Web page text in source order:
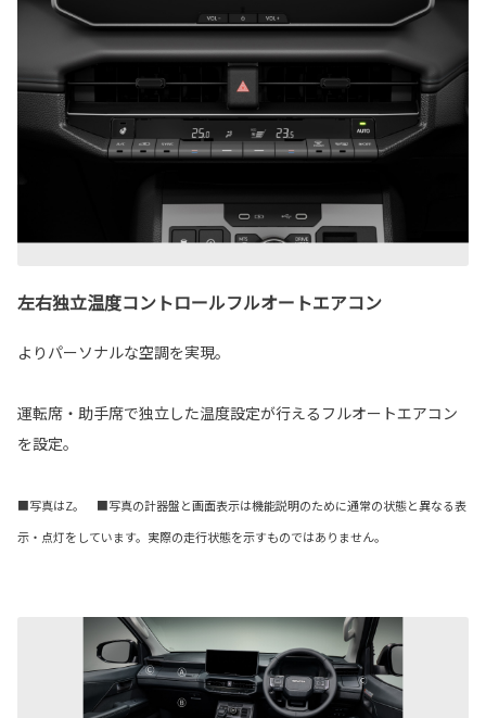
左右独立温度コントロールフルオートエアコン
よりパーソナルな空調を実現。
運転席・助手席で独立した温度設定が行えるフルオートエアコン
を設定。
■写真はZ。 ■写真の計器盤と画面表示は機能説明のために通常の状態と異なる表
示・点灯をしています。実際の走行状態を示すものではありません。